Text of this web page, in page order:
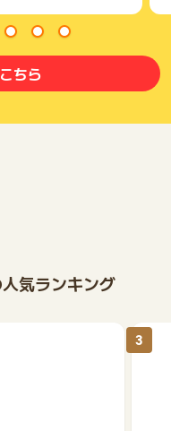
ちら
気ランキング
3